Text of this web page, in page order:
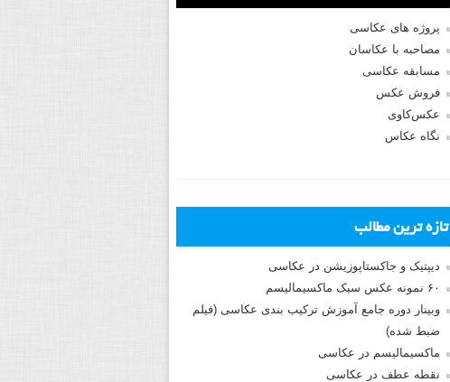
پروژه های عکاسی
مصاحبه با عکاسان
مسابقه عکاسی
فروش عکس
عکس‌کاوی
نگاه عکاس
تازه ترین مطالب
دیپتیک و جاکستا‌پوزیشن در عکاسی
۶۰ نمونه عکس سبک ماکسیمالیسم
وبینار دوره جامع آموزش ترکیب بندی عکاسی (فیلم
ضبط شده)
ماکسیمالیسم در عکاسی
نقطه عطف در عکاسی